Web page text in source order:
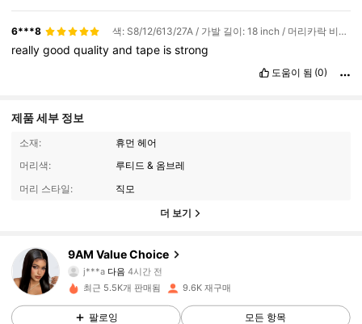
6***8 색: S8/12/613/27A / 가발 길이: 18 inch / 머리카락 비율: 레귤러
reallygoodqualityandtape isstrong
도움이 됨 (0)
제품 세부 정보
소재:
휴먼 헤어
머리색:
루티드 & 옴브레
머리 스타일:
직모
더 보기
9AM Value Choice
j***a다음 4시간 전
m***d가 탐색 중입니다
4.82 88K 팔로워
최근 5.5K개 판매됨 9.6K 재구매
팔로잉 모든 항목